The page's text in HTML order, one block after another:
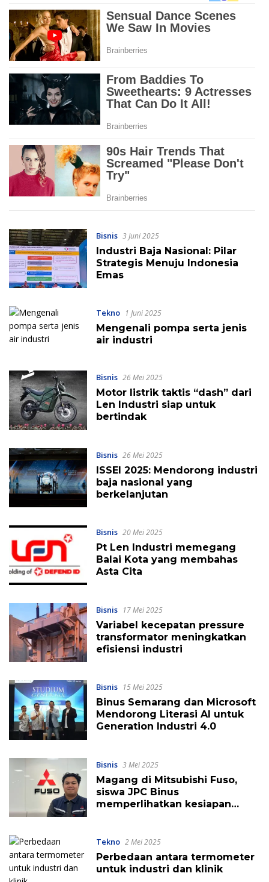
Bisnis 3 Juni 2025
Industri Baja Nasional: Pilar
Strategis Menuju Indonesia
Emas
Tekno 1 Juni 2025
Mengenali pompa serta jenis
air industri
Bisnis 26 Mei 2025
Motor listrik taktis “dash” dari
Len Industri siap untuk
bertindak
Bisnis 26 Mei 2025
ISSEI 2025: Mendorong industri
baja nasional yang
berkelanjutan
Bisnis 20 Mei 2025
Pt Len Industri memegang
Balai Kota yang membahas
Asta Cita
Bisnis 17 Mei 2025
Variabel kecepatan pressure
transformator meningkatkan
efisiensi industri
Bisnis 15 Mei 2025
Binus Semarang dan Microsoft
Mendorong Literasi AI untuk
Generation Industri 4.0
Bisnis 3 Mei 2025
Magang di Mitsubishi Fuso,
siswa JPC Binus
memperlihatkan kesiapan
Tekno 2 Mei 2025
Perbedaan antara termometer
untuk industri dan klinik